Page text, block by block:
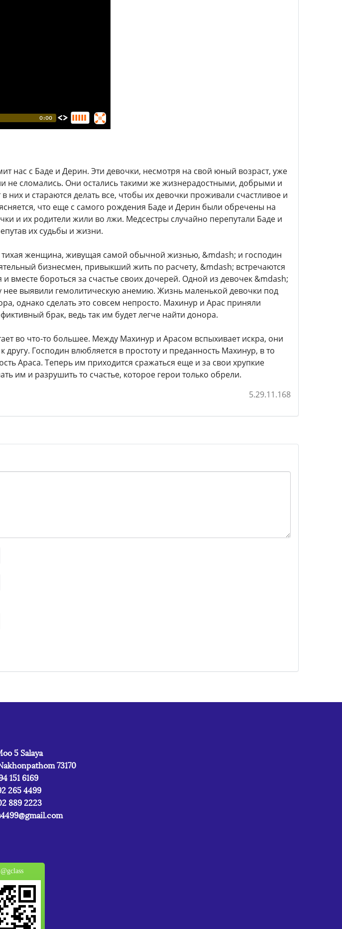
нас с Баде и Дерин. Эти девочки, несмотря на свой юный возраст, уже
не сломались. Они остались такими же жизнерадостными, добрыми и
и стараются делать все, чтобы их девочки проживали счастливое и
что еще с самого рождения Баде и Дерин были обречены на
и их родители жили во лжи. Медсестры случайно перепутали Баде и
их судьбы и жизни.
женщина, живущая самой обычной жизнью, &mdash; и господин
бизнесмен, привыкший жить по расчету, &mdash; встречаются
вместе бороться за счастье своих дочерей. Одной из девочек &mdash;
нее выявили гемолитическую анемию. Жизнь маленькой девочки под
однако сделать это совсем непросто. Махинур и Арас приняли
брак, ведь так им будет легче найти донора.
во что-то большее. Между Махинур и Арасом вспыхивает искра, они
другу. Господин влюбляется в простоту и преданность Махинур, в то
Араса. Теперь им приходится сражаться еще и за свои хрупкие
им и разрушить то счастье, которое герои только обрели.
5.29.11.168
5 Salaya
73170
151 6169
4499
2223
@gclass